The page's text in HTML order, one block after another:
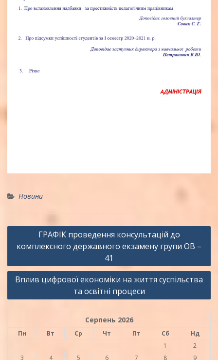
Новини
Навігація
записів
ГРАФІК проведення консультацій до
комплексного державного екзамену групи ОВ –
41
Вплив цифрової економіки на життя суспільства
та освітні процеси
Серпень 2026
Пн Вт Ср Чт Пт Сб
Нд
1
2
3
4 5 6 7 8 9